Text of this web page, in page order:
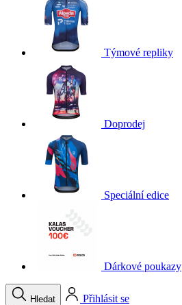
Týmové repliky
Doprodej
Speciální edice
Dárkové poukazy
Hledat
Přihlásit se